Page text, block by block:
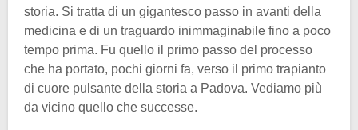
storia. Si tratta di un gigantesco passo in avanti della
medicina e di un traguardo inimmaginabile fino a poco
tempo prima. Fu quello il primo passo del processo
che ha portato, pochi giorni fa, verso il primo trapianto
di cuore pulsante della storia a Padova. Vediamo più
da vicino quello che successe.